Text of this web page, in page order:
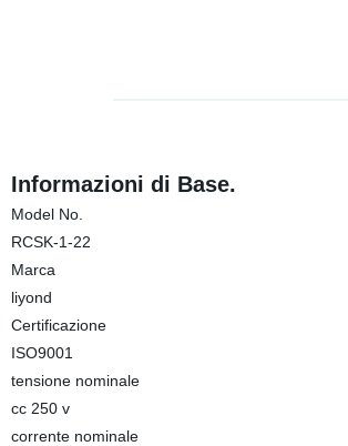
Informazioni di Base.
Model No.
RCSK-1-22
Marca
liyond
Certificazione
ISO9001
tensione nominale
cc 250 v
corrente nominale